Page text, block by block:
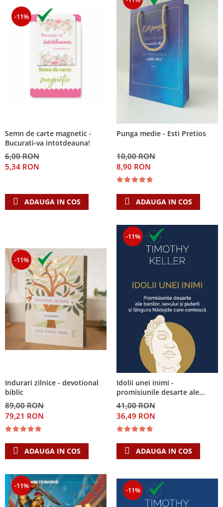
-11%
Semn de carte magnetic -
Bucurati-va intotdeauna!
6,00 RON
5,34 RON
ADAUGA IN COS
Punga medie - Esti Pretios
10,00 RON
8,90 RON
ADAUGA IN COS
-11%
Indurari zilnice - devotional
biblic
89,00 RON
79,21 RON
ADAUGA IN COS
-11%
Idolii unei inimi -
promisiunile desarte ale
banilor, sexului si puterii si
Singura Nadejde care
conteaza
41,00 RON
36,49 RON
ADAUGA IN COS
-11% -11%